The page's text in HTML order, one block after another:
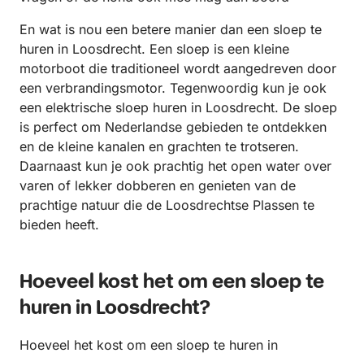
En wat is nou een betere manier dan een sloep te
huren in Loosdrecht. Een sloep is een kleine
motorboot die traditioneel wordt aangedreven door
een verbrandingsmotor. Tegenwoordig kun je ook
een elektrische sloep huren in Loosdrecht. De sloep
is perfect om Nederlandse gebieden te ontdekken
en de kleine kanalen en grachten te trotseren.
Daarnaast kun je ook prachtig het open water over
varen of lekker dobberen en genieten van de
prachtige natuur die de Loosdrechtse Plassen te
bieden heeft.
Hoeveel kost het om een sloep te
huren in Loosdrecht?
Hoeveel het kost om een sloep te huren in